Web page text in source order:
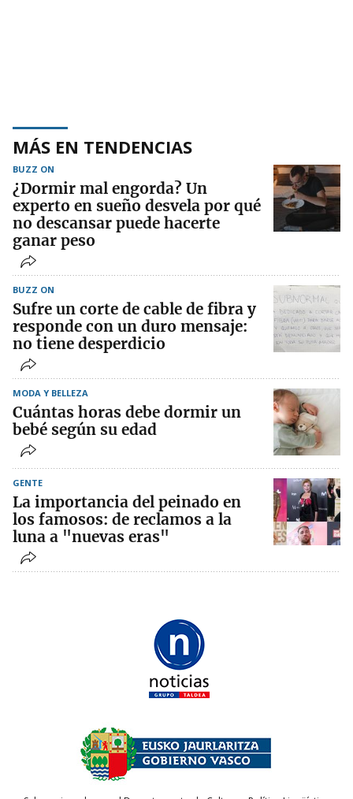
MÁS EN TENDENCIAS
BUZZ ON
¿Dormir mal engorda? Un
experto en sueño desvela por qué
no descansar puede hacerte
ganar peso
BUZZ ON
Sufre un corte de cable de fibra y
responde con un duro mensaje:
no tiene desperdicio
MODA Y BELLEZA
Cuántas horas debe dormir un
bebé según su edad
GENTE
La importancia del peinado en
los famosos: de reclamos a la
luna a "nuevas eras"